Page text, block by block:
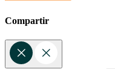
Compartir